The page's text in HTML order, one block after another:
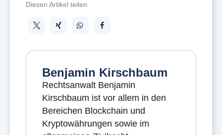
Diesen Artikel teilen
Benjamin Kirschbaum
Rechtsanwalt Benjamin
Kirschbaum ist vor allem in den
Bereichen Blockchain und
Kryptowährungen sowie im